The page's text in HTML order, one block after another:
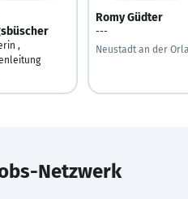
,
Romy Güdter
---
Neustadt an der
Netzwerk